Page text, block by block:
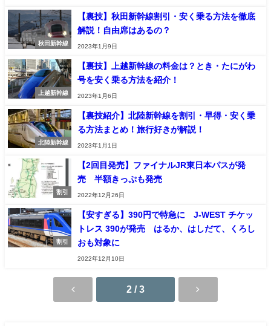
秋田新幹線
【裏技】秋田新幹線割引・安く乗る方法を徹底
解説！自由席はあるの？
2023年1月9日
上越新幹線
【裏技】上越新幹線の料金は？とき・たにがわ
号を安く乗る方法を紹介！
2023年1月6日
北陸新幹線
【裏技紹介】北陸新幹線を割引・早得・安く乗
る方法まとめ！旅行好きが解説！
2023年1月1日
割引
【2回目発売】ファイナルJR東日本パスが発
売 半額きっぷも発売
2022年12月26日
割引
【安すぎる】390円で特急に J-WEST チケッ
トレス 390が発売 はるか、はしだて、くろし
おも対象に
2022年12月10日
2 / 3